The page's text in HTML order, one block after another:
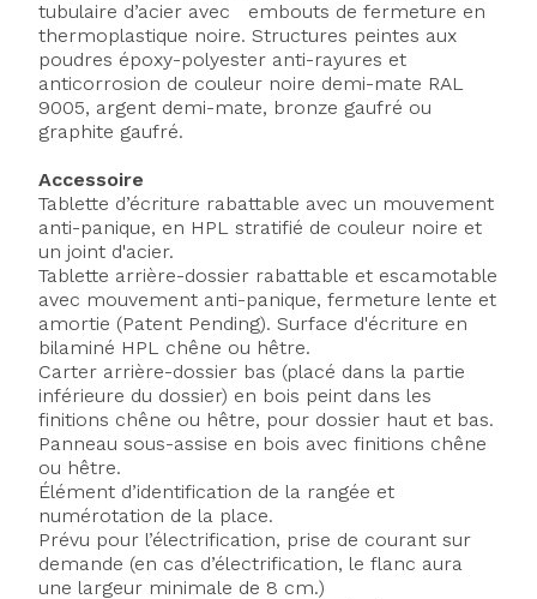
tubulaire d’acier avec embouts de fermeture en
thermoplastique noire. Structures peintes aux
poudres époxy-polyester anti-rayures et
anticorrosion de couleur noire demi-mate RAL
9005, argent demi-mate, bronze gaufré ou
graphite gaufré.
Accessoire
Tablette d’écriture rabattable avec un mouvement
anti-panique, en HPL stratifié de couleur noire et
un joint d'acier.
Tablette arrière-dossier rabattable et escamotable
avec mouvement anti-panique, fermeture lente et
amortie (Patent Pending). Surface d'écriture en
bilaminé HPL chêne ou hêtre.
Carter arrière-dossier bas (placé dans la partie
inférieure du dossier) en bois peint dans les
finitions chêne ou hêtre, pour dossier haut et bas.
Panneau sous-assise en bois avec finitions chêne
ou hêtre.
Élément d’identification de la rangée et
numérotation de la place.
Prévu pour l’électrification, prise de courant sur
demande (en cas d’électrification, le flanc aura
une largeur minimale de 8 cm.)